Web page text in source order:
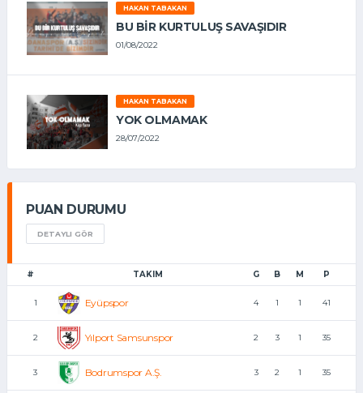
HAKAN TABAKAN
BU BİR KURTULUŞ SAVAŞIDIR
01/08/2022
HAKAN TABAKAN
YOK OLMAMAK
28/07/2022
PUAN DURUMU
DETAYLI GÖR
# TAKIM G B M P
1 Eyüpspor 4 1 1 41
2 Yılport Samsunspor 2 3 1 35
3 Bodrumspor A.Ş. 3 2 1 35